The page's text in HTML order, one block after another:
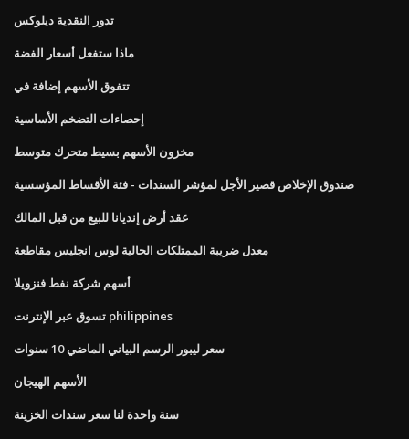
تدور النقدية ديلوكس
ماذا ستفعل أسعار الفضة
تتفوق الأسهم إضافة في
إحصاءات التضخم الأساسية
مخزون الأسهم بسيط متحرك متوسط
صندوق الإخلاص قصير الأجل لمؤشر السندات - فئة الأقساط المؤسسية
عقد أرض إنديانا للبيع من قبل المالك
معدل ضريبة الممتلكات الحالية لوس انجليس مقاطعة
أسهم شركة نفط فنزويلا
تسوق عبر الإنترنت philippines
سعر ليبور الرسم البياني الماضي 10 سنوات
الأسهم الهيجان
سنة واحدة لنا سعر سندات الخزينة